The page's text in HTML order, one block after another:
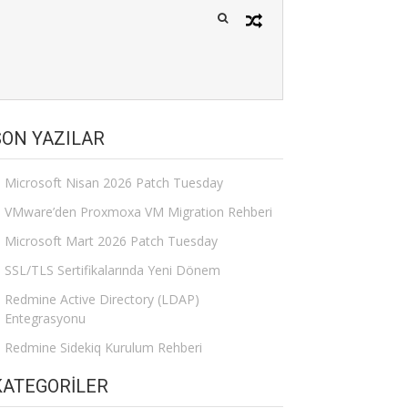
YAZILAR
Microsoft Nisan 2026 Patch Tuesday
VMware’den Proxmoxa VM Migration Rehberi
Microsoft Mart 2026 Patch Tuesday
SSL/TLS Sertifikalarında Yeni Dönem
Redmine Active Directory (LDAP)
Entegrasyonu
Redmine Sidekiq Kurulum Rehberi